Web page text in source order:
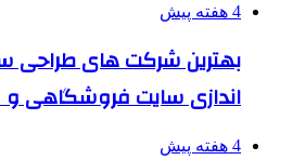
4 هفته پیش
بهترین شرکت های طراحی
اندازی سایت فروشگاهی
4 هفته پیش